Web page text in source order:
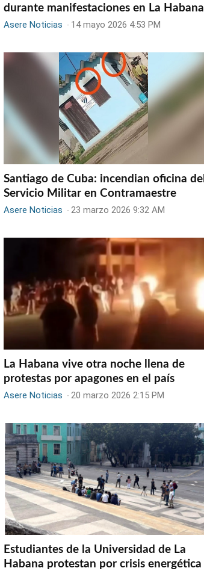
durante manifestaciones en La Habana
Asere Noticias - 14 mayo 2026 4:53 PM
Santiago de Cuba: incendian oficina del
Servicio Militar en Contramaestre
Asere Noticias -23 marzo 2026 9:32 AM
La Habana vive otra noche llena de
protestas por apagones en el país
Asere Noticias -20 marzo 2026 2:15 PM
Estudiantes de la Universidad de La
Habana protestan por crisis energética